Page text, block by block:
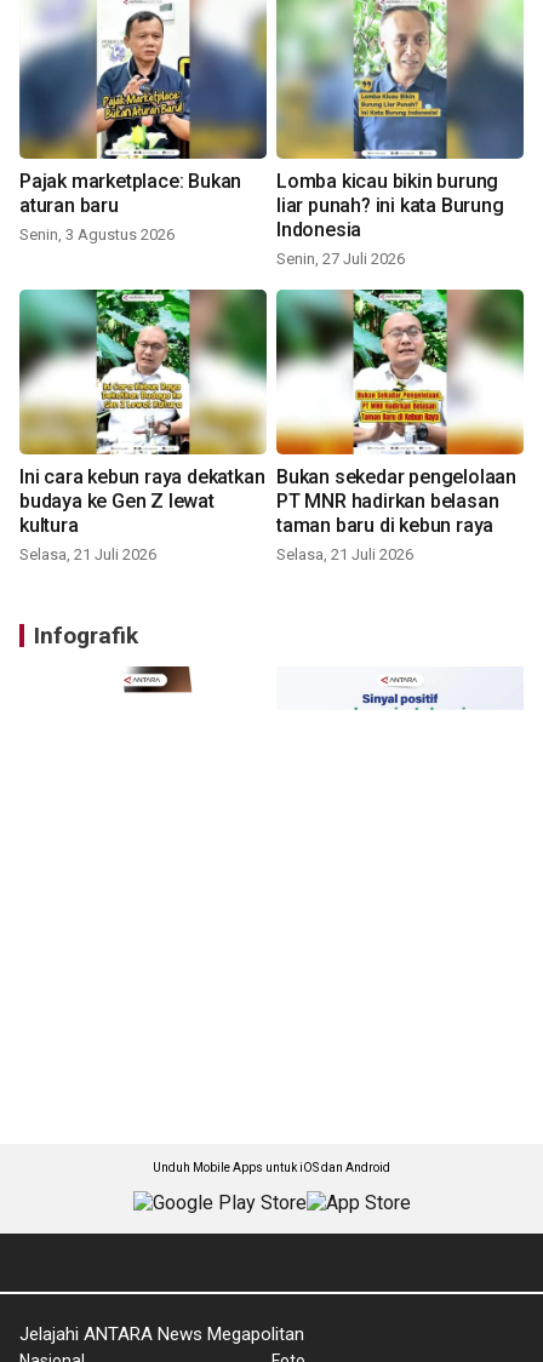
Pajak marketplace: Bukan
aturan baru
Senin, 3 Agustus 2026
Lomba kicau bikin burung
liar punah? ini kata Burung
Indonesia
Senin, 27 Juli 2026
Ini cara kebun raya dekatkan
budaya ke Gen Z lewat
kultura
Selasa, 21 Juli 2026
Bukan sekedar pengelolaan
PT MNR hadirkan belasan
taman baru di kebun raya
Selasa, 21 Juli 2026
Infografik
Unduh Mobile Apps untuk iOS dan Android
Jelajahi ANTARA News Megapolitan